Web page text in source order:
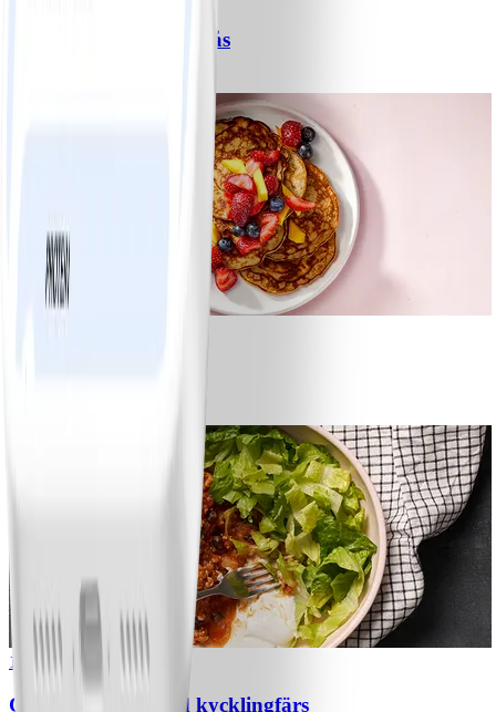
Spagetti med köttfärssås
1
Chili con carne med kycklingfärs